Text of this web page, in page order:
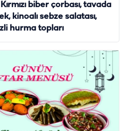
biber çorbası, tavada
kinoalı sebze salatası,
hurma topları